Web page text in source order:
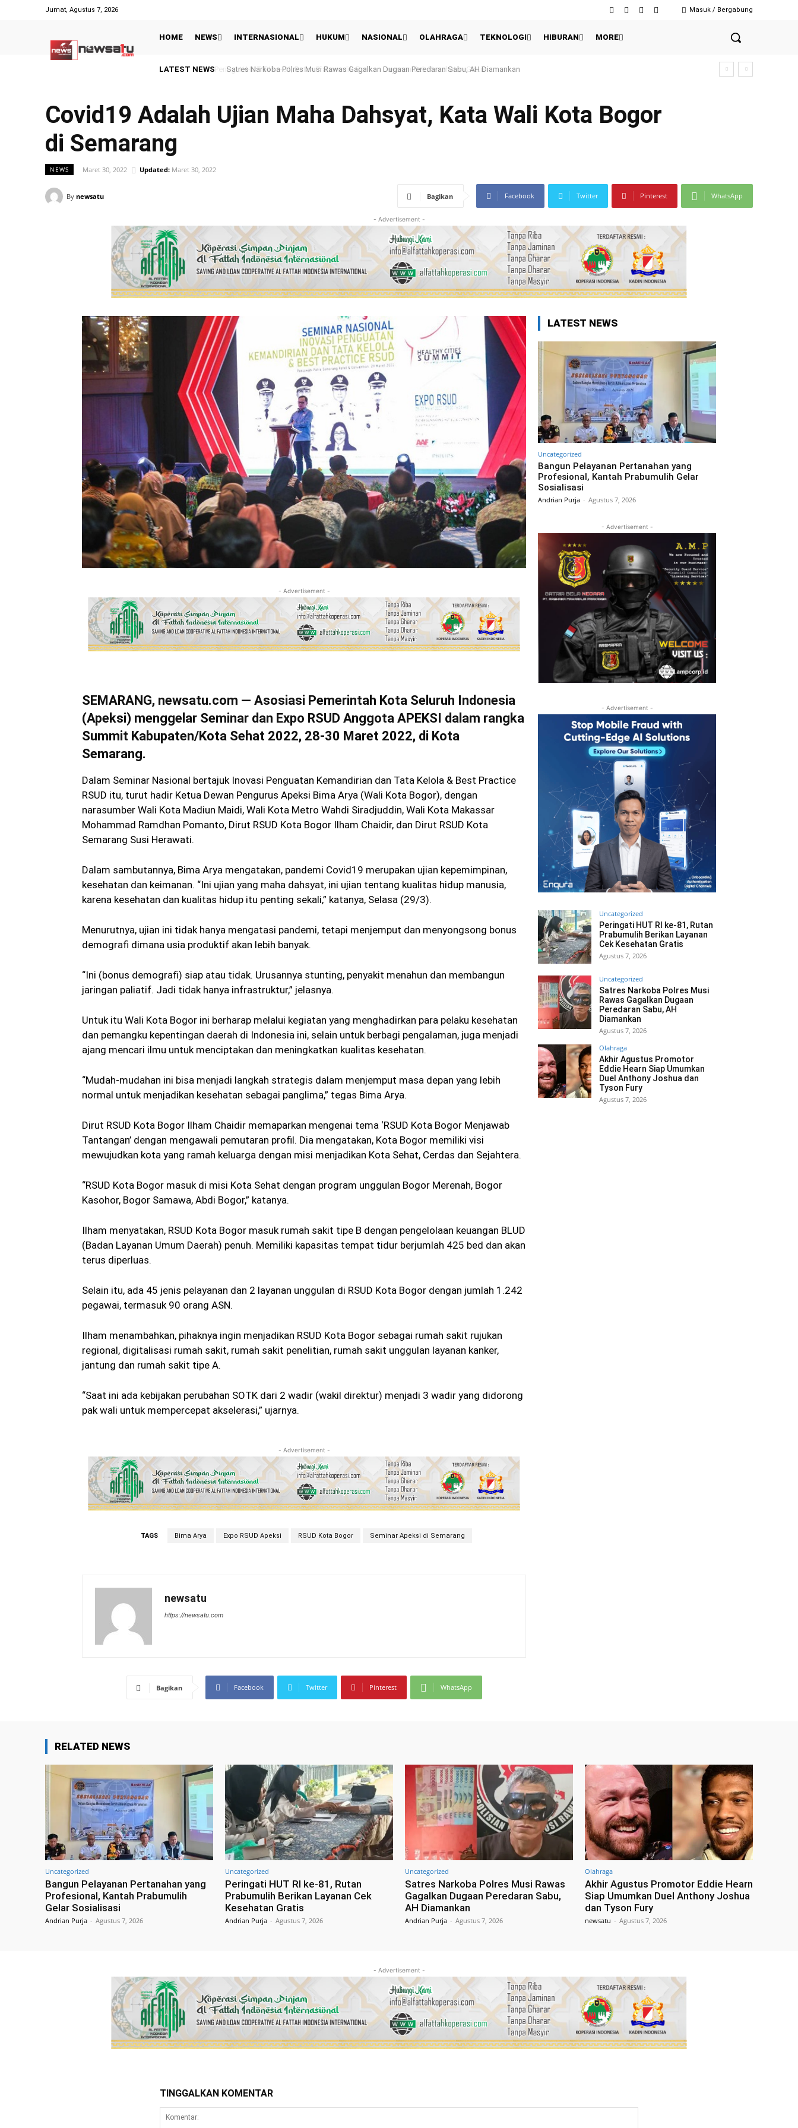
Jumat, Agustus 7, 2026 Masuk / Bergabung
HOME NEWS INTERNASIONAL HUKUM NASIONAL OLAHRAGA TEKNOLOGI HIBURAN MORE
LATEST NEWS Satres Narkoba Polres Musi Rawas Gagalkan Dugaan Peredaran Sabu, AH Diamankan
Covid19 Adalah Ujian Maha Dahsyat, Kata Wali Kota Bogor
di Semarang
NEWS Maret 30, 2022 Updated: Maret 30, 2022
By newsatu Bagikan Facebook Twitter Pinterest WhatsApp
- Advertisement -
- Advertisement -
SEMARANG, newsatu.com — Asosiasi Pemerintah Kota Seluruh Indonesia
(Apeksi) menggelar Seminar dan Expo RSUD Anggota APEKSI dalam rangka
Summit Kabupaten/Kota Sehat 2022, 28-30 Maret 2022, di Kota
Semarang.
Dalam Seminar Nasional bertajuk Inovasi Penguatan Kemandirian dan Tata Kelola & Best Practice
RSUD itu, turut hadir Ketua Dewan Pengurus Apeksi Bima Arya (Wali Kota Bogor), dengan
narasumber Wali Kota Madiun Maidi, Wali Kota Metro Wahdi Siradjuddin, Wali Kota Makassar
Mohammad Ramdhan Pomanto, Dirut RSUD Kota Bogor Ilham Chaidir, dan Dirut RSUD Kota
Semarang Susi Herawati.
Dalam sambutannya, Bima Arya mengatakan, pandemi Covid19 merupakan ujian kepemimpinan,
kesehatan dan keimanan. “Ini ujian yang maha dahsyat, ini ujian tentang kualitas hidup manusia,
karena kesehatan dan kualitas hidup itu penting sekali,” katanya, Selasa (29/3).
Menurutnya, ujian ini tidak hanya mengatasi pandemi, tetapi menjemput dan menyongsong bonus
demografi dimana usia produktif akan lebih banyak.
“Ini (bonus demografi) siap atau tidak. Urusannya stunting, penyakit menahun dan membangun
jaringan paliatif. Jadi tidak hanya infrastruktur,” jelasnya.
Untuk itu Wali Kota Bogor ini berharap melalui kegiatan yang menghadirkan para pelaku kesehatan
dan pemangku kepentingan daerah di Indonesia ini, selain untuk berbagi pengalaman, juga menjadi
ajang mencari ilmu untuk menciptakan dan meningkatkan kualitas kesehatan.
“Mudah-mudahan ini bisa menjadi langkah strategis dalam menjemput masa depan yang lebih
normal untuk menjadikan kesehatan sebagai panglima,” tegas Bima Arya.
Dirut RSUD Kota Bogor Ilham Chaidir memaparkan mengenai tema ‘RSUD Kota Bogor Menjawab
Tantangan’ dengan mengawali pemutaran profil. Dia mengatakan, Kota Bogor memiliki visi
mewujudkan kota yang ramah keluarga dengan misi menjadikan Kota Sehat, Cerdas dan Sejahtera.
“RSUD Kota Bogor masuk di misi Kota Sehat dengan program unggulan Bogor Merenah, Bogor
Kasohor, Bogor Samawa, Abdi Bogor,” katanya.
Ilham menyatakan, RSUD Kota Bogor masuk rumah sakit tipe B dengan pengelolaan keuangan BLUD
(Badan Layanan Umum Daerah) penuh. Memiliki kapasitas tempat tidur berjumlah 425 bed dan akan
terus diperluas.
Selain itu, ada 45 jenis pelayanan dan 2 layanan unggulan di RSUD Kota Bogor dengan jumlah 1.242
pegawai, termasuk 90 orang ASN.
Ilham menambahkan, pihaknya ingin menjadikan RSUD Kota Bogor sebagai rumah sakit rujukan
regional, digitalisasi rumah sakit, rumah sakit penelitian, rumah sakit unggulan layanan kanker,
jantung dan rumah sakit tipe A.
“Saat ini ada kebijakan perubahan SOTK dari 2 wadir (wakil direktur) menjadi 3 wadir yang didorong
pak wali untuk mempercepat akselerasi,” ujarnya.
- Advertisement -
TAGS Bima Arya Expo RSUD Apeksi RSUD Kota Bogor Seminar Apeksi di Semarang
newsatu
https://newsatu.com
Bagikan Facebook Twitter Pinterest WhatsApp
LATEST NEWS
Uncategorized
Bangun Pelayanan Pertanahan yang
Profesional, Kantah Prabumulih Gelar
Sosialisasi
Andrian Purja - Agustus 7, 2026
- Advertisement -
- Advertisement -
Uncategorized
Peringati HUT RI ke-81, Rutan
Prabumulih Berikan Layanan
Cek Kesehatan Gratis
Agustus 7, 2026
Uncategorized
Satres Narkoba Polres Musi
Rawas Gagalkan Dugaan
Peredaran Sabu, AH
Diamankan
Agustus 7, 2026
Olahraga
Akhir Agustus Promotor
Eddie Hearn Siap Umumkan
Duel Anthony Joshua dan
Tyson Fury
Agustus 7, 2026
RELATED NEWS
Uncategorized
Bangun Pelayanan Pertanahan yang
Profesional, Kantah Prabumulih
Gelar Sosialisasi
Andrian Purja - Agustus 7, 2026
Uncategorized
Peringati HUT RI ke-81, Rutan
Prabumulih Berikan Layanan Cek
Kesehatan Gratis
Andrian Purja - Agustus 7, 2026
Uncategorized
Satres Narkoba Polres Musi Rawas
Gagalkan Dugaan Peredaran Sabu,
AH Diamankan
Andrian Purja - Agustus 7, 2026
Olahraga
Akhir Agustus Promotor Eddie Hearn
Siap Umumkan Duel Anthony Joshua
dan Tyson Fury
newsatu - Agustus 7, 2026
- Advertisement -
TINGGALKAN KOMENTAR